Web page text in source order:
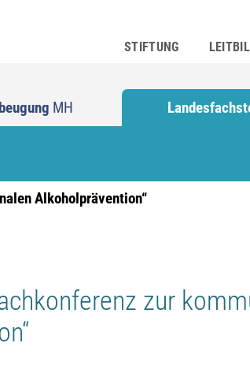
STIFTUNG
MH
Alkoholprävention“
zur